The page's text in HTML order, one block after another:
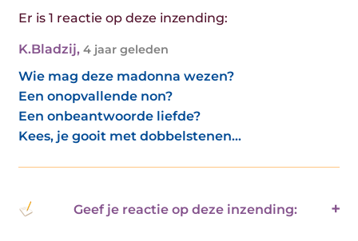
Er is 1 reactie op deze inzending:
K.Bladzij, 4 jaar geleden
Wie mag deze madonna wezen?
Een onopvallende non?
Een onbeantwoorde liefde?
Kees, je gooit met dobbelstenen...
Geef je reactie op deze inzending: